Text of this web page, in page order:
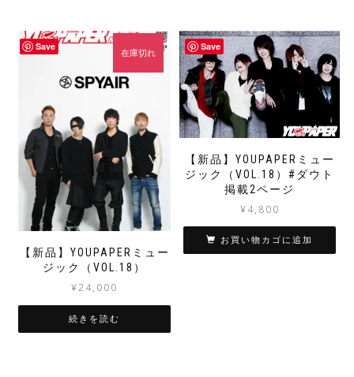
Save
【新品】YOUPAPERミュー
ジック（VOL.18）
¥24,000
在庫切れ
続きを読む
Save
【新品】YOUPAPERミュー
ジック（VOL.18）#ダウト
掲載2ページ
¥4,800
お買い物カゴに追加